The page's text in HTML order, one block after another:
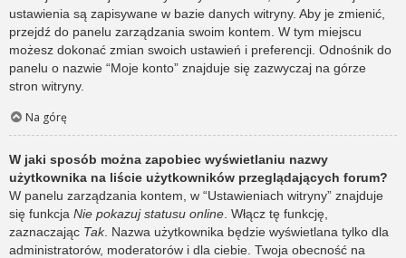
ustawienia są zapisywane w bazie danych witryny. Aby je zmienić,
przejdź do panelu zarządzania swoim kontem. W tym miejscu
możesz dokonać zmian swoich ustawień i preferencji. Odnośnik do
panelu o nazwie “Moje konto” znajduje się zazwyczaj na górze
stron witryny.
Na górę
W jaki sposób można zapobiec wyświetlaniu nazwy
użytkownika na liście użytkowników przeglądających forum?
W panelu zarządzania kontem, w “Ustawieniach witryny” znajduje
się funkcja Nie pokazuj statusu online . Włącz tę funkcję,
zaznaczając Tak. Nazwa użytkownika będzie wyświetlana tylko dla
administratorów, moderatorów i dla ciebie. Twoja obecność na